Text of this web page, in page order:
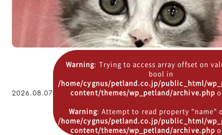
Warning: Trying to access array offset on
bool in
/home/cygnus/petland.co.jp/public_html/
content/themes/wp_petland/archive.php
Warning: Attempt to read property "name"
/home/cygnus/petland.co.jp/public_html/
content/themes/wp_petland/archive.php
2026.08.07